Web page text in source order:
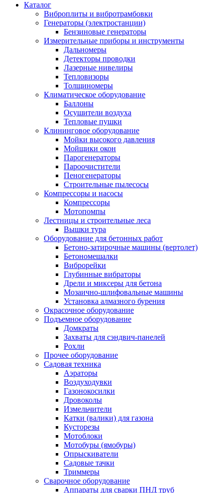
Каталог
Виброплиты и вибротрамбовки
Генераторы (электростанции)
Бензиновые генераторы
Измерительные приборы и инструменты
Дальномеры
Детекторы проводки
Лазерные нивелиры
Тепловизоры
Толщиномеры
Климатическое оборудование
Баллоны
Осушители воздуха
Тепловые пушки
Клининговое оборудование
Мойки высокого давления
Мойщики окон
Парогенераторы
Пароочистители
Пеногенераторы
Строительные пылесосы
Компрессоры и насосы
Компрессоры
Мотопомпы
Лестницы и строительные леса
Вышки тура
Оборудование для бетонных работ
Бетоно-затирочные машины (вертолет)
Бетономешалки
Виброрейки
Глубинные вибраторы
Дрели и миксеры для бетона
Мозаично-шлифовальные машины
Установка алмазного бурения
Окрасочное оборудование
Подъемное оборудование
Домкраты
Захваты для сэндвич-панелей
Рохли
Прочее оборудование
Садовая техника
Аэраторы
Воздуходувки
Газонокосилки
Дровоколы
Измельчители
Катки (валики) для газона
Кусторезы
Мотоблоки
Мотобуры (ямобуры)
Опрыскиватели
Садовые тачки
Триммеры
Сварочное оборудование
Аппараты для сварки ПНД труб